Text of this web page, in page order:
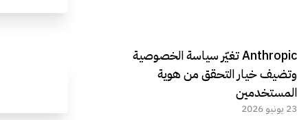
Anthropic تغيّر سياسة الخصوصية
وتضيف خيار التحقق من هوية
المستخدمين
23 يونيو 2026